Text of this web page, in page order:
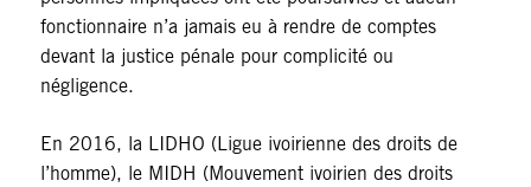
fonctionnaire n’a jamais eu à rendre de comptes
devant la justice pénale pour complicité ou
négligence.
En 2016, la LIDHO (Ligue ivoirienne des droits de
l’homme), le MIDH (Mouvement ivoirien des droits